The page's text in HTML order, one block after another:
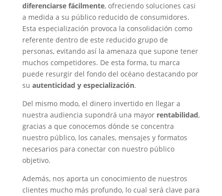
diferenciarse fácilmente, ofreciendo soluciones casi
a medida a su público reducido de consumidores.
Esta especialización provoca la consolidación como
referente dentro de este reducido grupo de
personas, evitando así la amenaza que supone tener
muchos competidores. De esta forma, tu marca
puede resurgir del fondo del océano destacando por
su autenticidad y especialización.
Del mismo modo, el dinero invertido en llegar a
nuestra audiencia supondrá una mayor rentabilidad,
gracias a que conocemos dónde se concentra
nuestro público, los canales, mensajes y formatos
necesarios para conectar con nuestro público
objetivo.
Además, nos aporta un conocimiento de nuestros
clientes mucho más profundo, lo cual será clave para